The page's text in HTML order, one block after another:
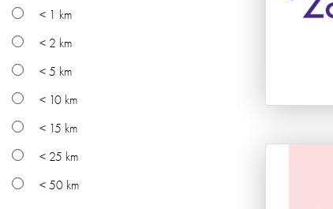
< 1 km
< 2 km
< 5 km
< 10 km
< 15 km
< 25 km
< 50 km